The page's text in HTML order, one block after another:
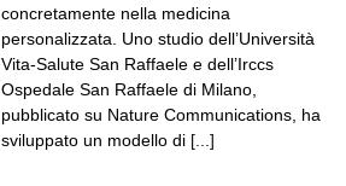
concretamente nella medicina
personalizzata. Uno studio dell’Università
Vita-Salute San Raffaele e dell’Irccs
Ospedale San Raffaele di Milano,
pubblicato su Nature Communications, ha
sviluppato un modello di [...]